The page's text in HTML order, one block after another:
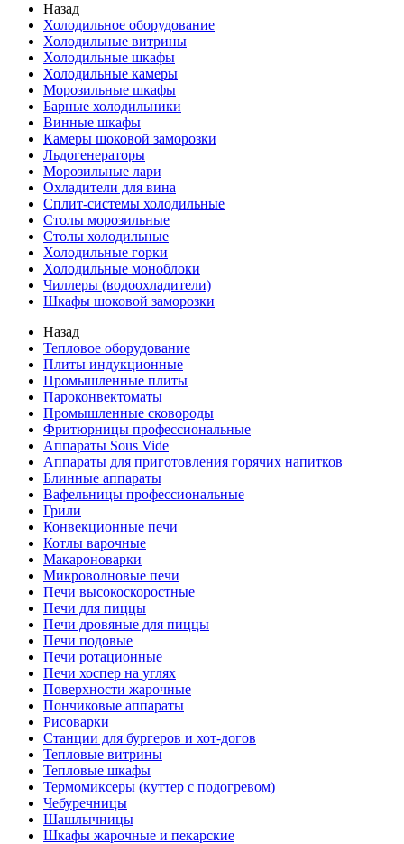
Назад
Холодильное оборудование
Холодильные витрины
Холодильные шкафы
Холодильные камеры
Морозильные шкафы
Барные холодильники
Винные шкафы
Камеры шоковой заморозки
Льдогенераторы
Морозильные лари
Охладители для вина
Сплит-системы холодильные
Столы морозильные
Столы холодильные
Холодильные горки
Холодильные моноблоки
Чиллеры (водоохладители)
Шкафы шоковой заморозки
Назад
Тепловое оборудование
Плиты индукционные
Промышленные плиты
Пароконвектоматы
Промышленные сковороды
Фритюрницы профессиональные
Аппараты Sous Vide
Аппараты для приготовления горячих напитков
Блинные аппараты
Вафельницы профессиональные
Грили
Конвекционные печи
Котлы варочные
Макароноварки
Микроволновые печи
Печи высокоскоростные
Печи для пиццы
Печи дровяные для пиццы
Печи подовые
Печи ротационные
Печи хоспер на углях
Поверхности жарочные
Пончиковые аппараты
Рисоварки
Станции для бургеров и хот-догов
Тепловые витрины
Тепловые шкафы
Термомиксеры (куттер с подогревом)
Чебуречницы
Шашлычницы
Шкафы жарочные и пекарские